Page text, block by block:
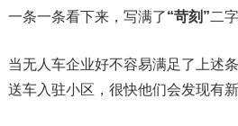
一条一条看下来，写满了“苛刻”二字
当无人车企业好不容易满足了上述
送车入驻小区，很快他们会发现有新